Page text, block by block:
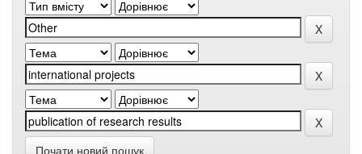
Почати новий пошук